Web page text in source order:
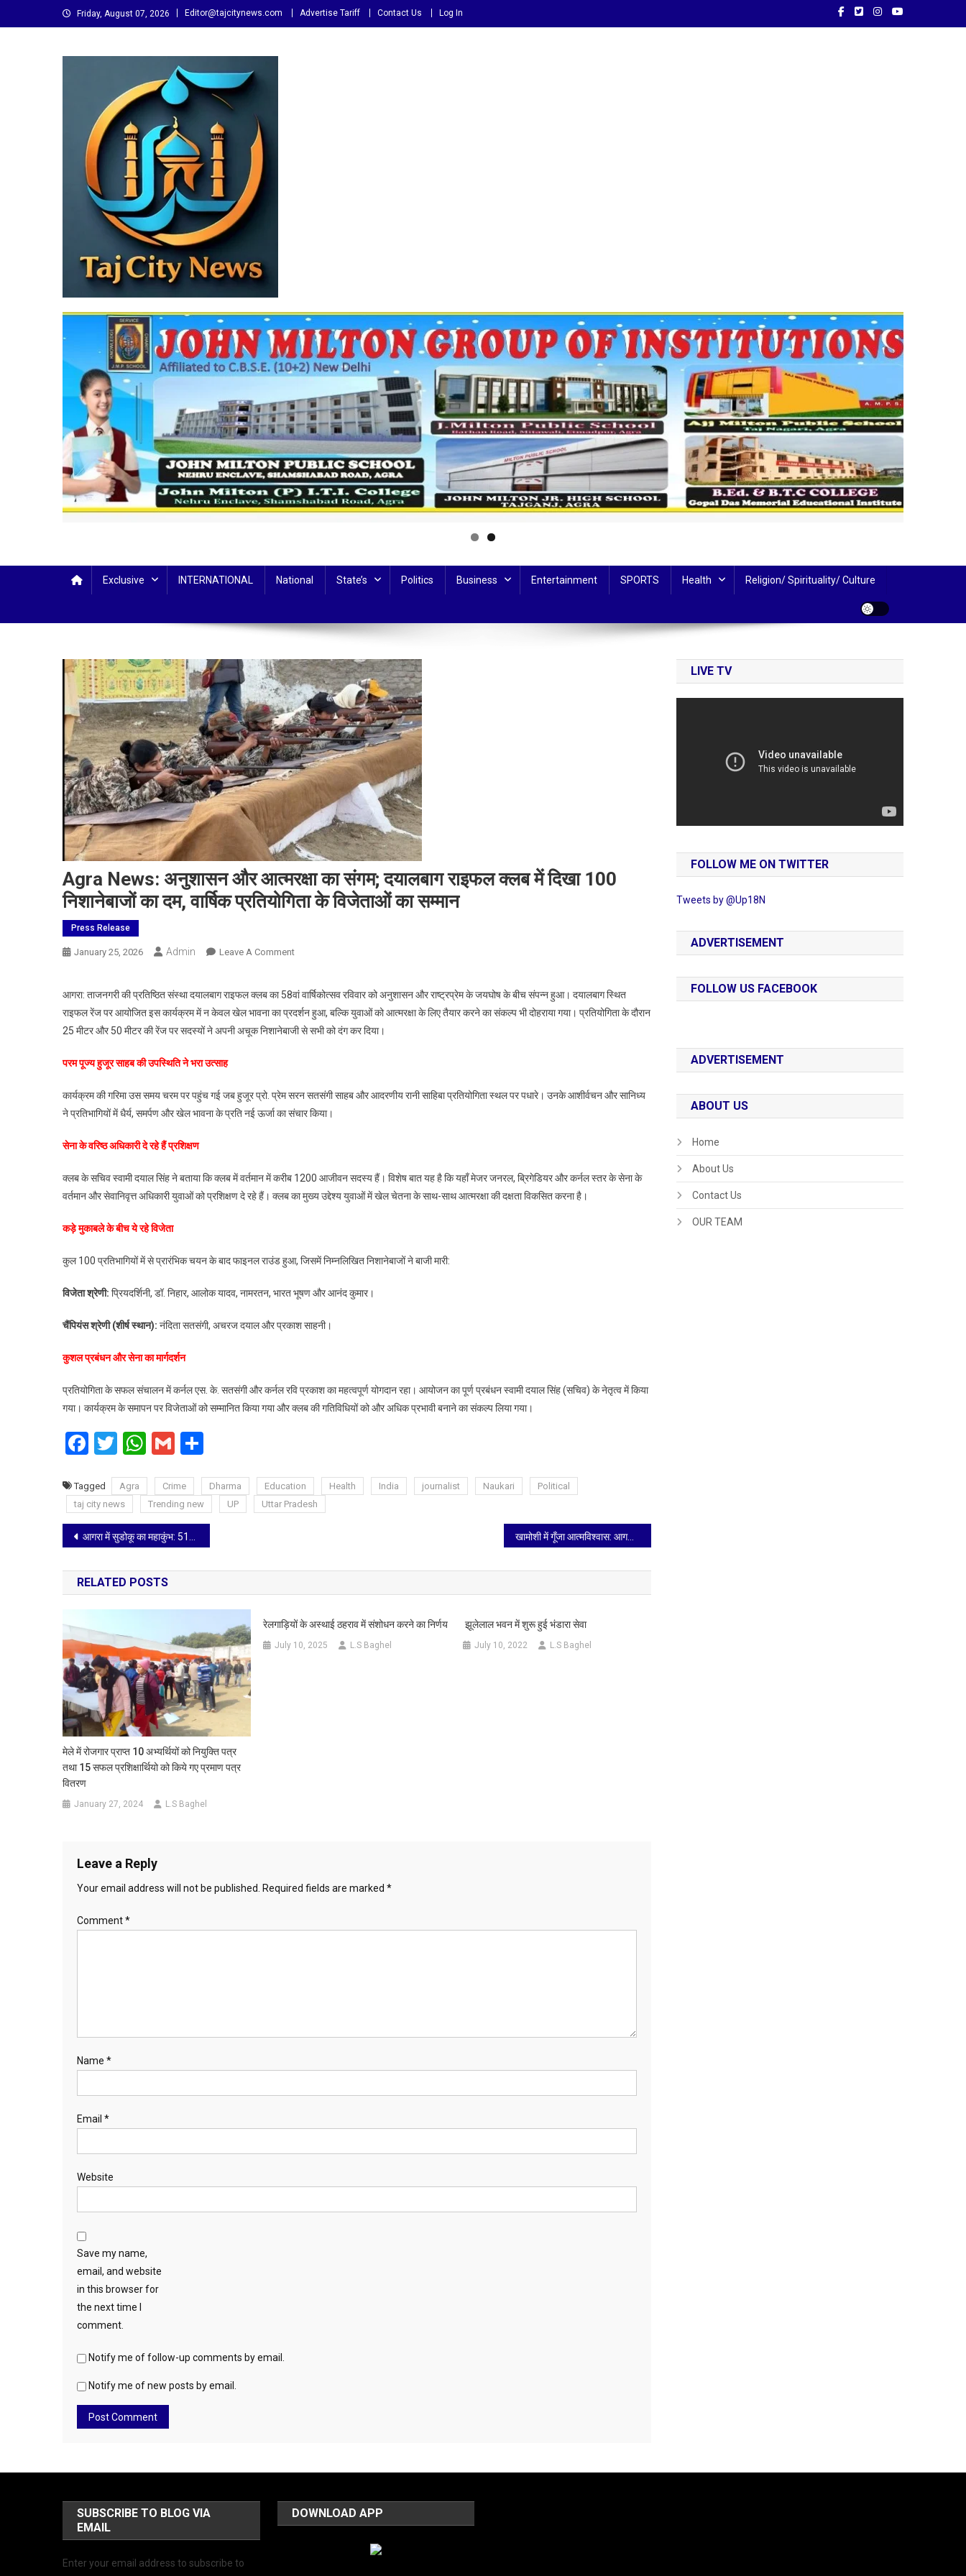
to
Friday, August 07, 2026 Editor@tajcitynews.com Advertise Tariff Contact Us Log In
Taj City News
Exclusive INTERNATIONAL National State’s Politics Business Entertainment SPORTS Health Religion/ Spirituality/ Culture
Agra News: अनुशासन और आत्मरक्षा का संगम; दयालबाग राइफल क्लब में दिखा 100
निशानेबाजों का दम, वार्षिक प्रतियोगिता के विजेताओं का सम्मान
Press Release
January 25, 2026 Admin Leave A CommentOn
अनुशासन
और
आत्मरक्षा
राइफल
क्लब
निशानेबाजों
का
के
का
आगरा: ताजनगरी की प्रतिष्ठित संस्था दयालबाग राइफल क्लब का 58वां वार्षिकोत्सव रविवार को अनुशासन और राष्ट्रप्रेम के जयघोष के बीच संपन्न हुआ। दयालबाग स्थित
राइफल रेंज पर आयोजित इस कार्यक्रम में न केवल खेल भावना का प्रदर्शन हुआ, बल्कि युवाओं को आत्मरक्षा के लिए तैयार करने का संकल्प भी दोहराया गया। प्रतियोगिता के दौरान
25 मीटर और 50 मीटर की रेंज पर सदस्यों ने अपनी अचूक निशानेबाजी से सभी को दंग कर दिया।
​परम पूज्य हुजूर साहब की उपस्थिति ने भरा उत्साह
कार्यक्रम की गरिमा उस समय चरम पर पहुंच गई जब हुजूर प्रो. प्रेम सरन सतसंगी साहब और आदरणीय रानी साहिबा प्रतियोगिता स्थल पर पधारे। उनके आशीर्वचन और सानिध्य
ने प्रतिभागियों में धैर्य, समर्पण और खेल भावना के प्रति नई ऊर्जा का संचार किया।
सेना के वरिष्ठ अधिकारी दे रहे हैं प्रशिक्षण
क्लब के सचिव स्वामी दयाल सिंह ने बताया कि क्लब में वर्तमान में करीब 1200 आजीवन सदस्य हैं। विशेष बात यह है कि यहाँ मेजर जनरल, ब्रिगेडियर और कर्नल स्तर के सेना के
वर्तमान और सेवानिवृत्त अधिकारी युवाओं को प्रशिक्षण दे रहे हैं। क्लब का मुख्य उद्देश्य युवाओं में खेल चेतना के साथ-साथ आत्मरक्षा की दक्षता विकसित करना है।
​कड़े मुकाबले के बीच ये रहे विजेता
कुल 100 प्रतिभागियों में से प्रारंभिक चयन के बाद फाइनल राउंड हुआ, जिसमें निम्नलिखित निशानेबाजों ने बाजी मारी:
विजेता श्रेणी: प्रियदर्शिनी, डॉ. निहार, आलोक यादव, नामरतन, भारत भूषण और आनंद कुमार।
चैंपियंस श्रेणी (शीर्ष स्थान): नंदिता सतसंगी, अचरज दयाल और प्रकाश साहनी।
कुशल प्रबंधन और सेना का मार्गदर्शन
प्रतियोगिता के सफल संचालन में कर्नल एस. के. सतसंगी और कर्नल रवि प्रकाश का महत्वपूर्ण योगदान रहा। आयोजन का पूर्ण प्रबंधन स्वामी दयाल सिंह (सचिव) के नेतृत्व में किया
गया। कार्यक्रम के समापन पर विजेताओं को सम्मानित किया गया और क्लब की गतिविधियों को और अधिक प्रभावी बनाने का संकल्प लिया गया।
Facebook
Twitter
WhatsApp
Gmail
Tagged Agra Crime Dharma Education Health India journalist Naukari
Political
taj city news
Trending new UP Uttar Pradesh
Post
navigation
आगरा में सुडोकू का महाकुंभ: 512 प्रतिभागियों ने दिखाया दिमाग का दम, 70 साल के बुजुर्ग ने पदक जीतकर पेश की मिसाल खामोशी में गूँजा आत्मविश्वास: आगरा डेफ एनेबल सोसाइटी ने मनाया 8वां स्थापना दिवस, 5 शहरों के बधिरों ने दिखाई प्रतिभा
RELATED POSTS
मेले में रोजगार प्राप्त 10 अभ्यर्थियों को नियुक्ति पत्र
तथा 15 सफल प्रशिक्षार्थियो को किये गए प्रमाण पत्र
वितरण
January 27, 2024 L.S Baghel
रेलगाड़ियों के अस्थाई ठहराव में संशोधन करने का निर्णय
July 10, 2025 L.S Baghel
झूलेलाल भवन में शुरू हुई भंडारा सेवा
July 10, 2022 L.S Baghel
Leave a Reply
Your email address will not be published. Required fields are marked *
Comment*
Name *
Email *
Website
Save my name,
email, and website
in this browser for
the next time I
comment.
Notify me of follow-up comments by email.
Notify me of new posts by email.
LIVE TV
FOLLOW ME ON TWITTER
Tweets by @Up18N
ADVERTISEMENT
FOLLOW US FACEBOOK
ADVERTISEMENT
ABOUT US
Home
About Us
Contact Us
OUR TEAM
SUBSCRIBE TO BLOG VIA
EMAIL
Enter your email address to subscribe to
DOWNLOAD APP